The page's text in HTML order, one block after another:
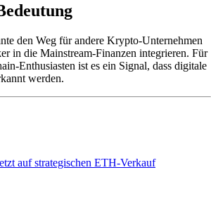
den Weg für andere Krypto-Unternehmen
in die Mainstream-Finanzen integrieren. Für
Enthusiasten ist es ein Signal, dass digitale
werden.
auf strategischen ETH-Verkauf